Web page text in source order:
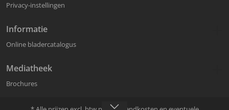
Privacy-instellingen
Informatie
Online bladercatalogus
Mediatheek
Brochures